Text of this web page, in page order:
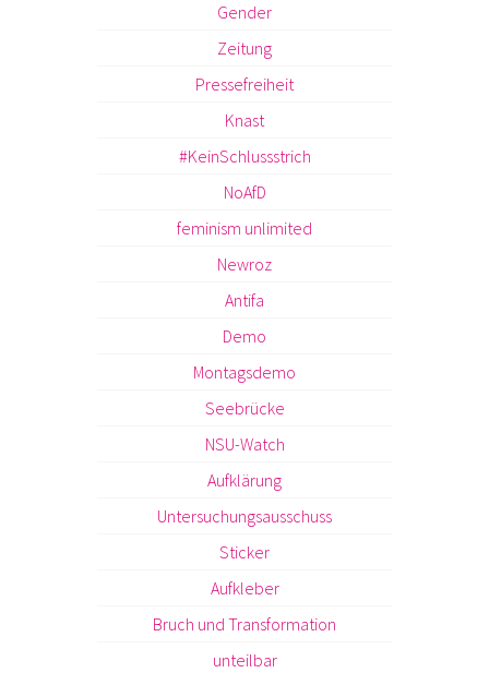
Gender
Zeitung
Pressefreiheit
Knast
#KeinSchlussstrich
NoAfD
feminism unlimited
Newroz
Antifa
Demo
Montagsdemo
Seebrücke
NSU-Watch
Aufklärung
Untersuchungsausschuss
Sticker
Aufkleber
Bruch und Transformation
unteilbar